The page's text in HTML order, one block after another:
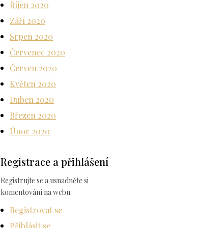
Říjen 2020
Září 2020
Srpen 2020
Červenec 2020
Červen 2020
Květen 2020
Duben 2020
Březen 2020
Únor 2020
Registrace a přihlášení
Registrujte se a usnadněte si
komentování na webu.
Registrovat se
Přihlásit se